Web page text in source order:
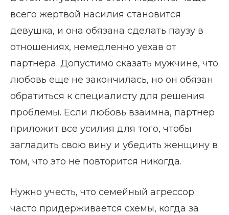
всего жертвой насилия становится
девушка, и она обязана сделать паузу в
отношениях, немедленно уехав от
партнера. Допустимо сказать мужчине, что
любовь еще не закончилась, но он обязан
обратиться к специалисту для решения
проблемы. Если любовь взаимна, партнер
приложит все усилия для того, чтобы
загладить свою вину и убедить женщину в
том, что это не повторится никогда.
Нужно учесть, что семейный агрессор
часто придерживается схемы, когда за